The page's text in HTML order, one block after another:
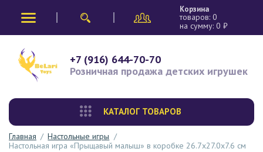
Корзина
товаров: 0
на сумму: 0₽
+7 (916) 644-70-70
Розничная продажа детских игрушек
КАТАЛОГ ТОВАРОВ
Главная / Настольные игры /
Настольная игра «Прыщавый малыш» в коробке 26.7х27.0х7.6 см